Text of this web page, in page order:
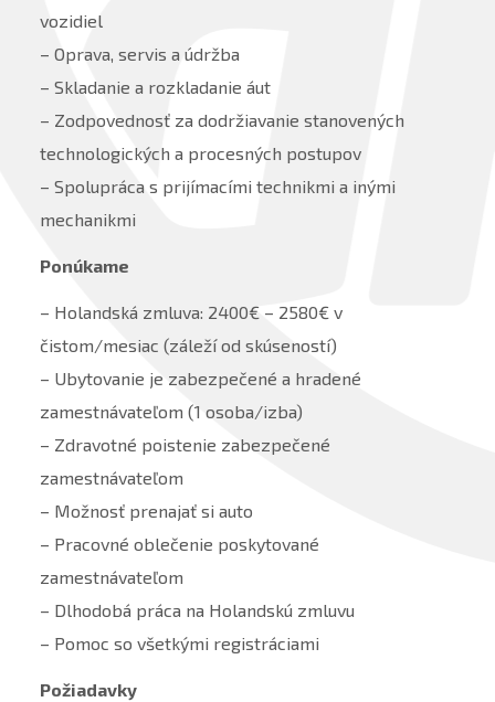
vozidiel
– Oprava, servis a údržba
– Skladanie a rozkladanie áut
– Zodpovednosť za dodržiavanie stanovených
technologických a procesných postupov
– Spolupráca s prijímacími technikmi a inými
mechanikmi
Ponúkame
– Holandská zmluva: 2400€ – 2580€ v
čistom/mesiac (záleží od skúseností)
– Ubytovanie je zabezpečené a hradené
zamestnávateľom (1 osoba/izba)
– Zdravotné poistenie zabezpečené
zamestnávateľom
– Možnosť prenajať si auto
– Pracovné oblečenie poskytované
zamestnávateľom
– Dlhodobá práca na Holandskú zmluvu
– Pomoc so všetkými registráciami
Požiadavky